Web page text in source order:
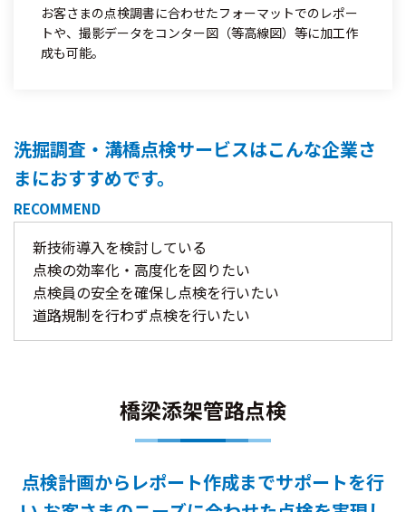
お客さまの点検調書に合わせたフォーマットでのレポー
トや、撮影データをコンター図（等高線図）等に加工作
成も可能。
洗掘調査・溝橋点検サービスはこんな企業さ
まにおすすめです。
RECOMMEND
新技術導入を検討している
点検の効率化・高度化を図りたい
点検員の安全を確保し点検を行いたい
道路規制を行わず点検を行いたい
橋梁添架管路点検
点検計画からレポート作成までサポートを行